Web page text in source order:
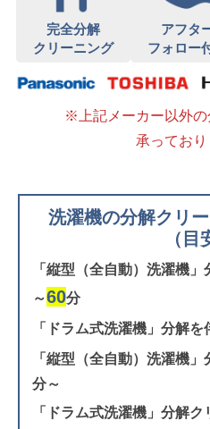
完全分解
クリーニング
アフタ
フォロー
※上記メーカー以外
承っており
洗濯機の分解クリ
（目
「縦型（全自動）洗濯機」
～60分
「ドラム式洗濯機」分解
「縦型（全自動）洗濯機」
分～
「ドラム式洗濯機」分解ク